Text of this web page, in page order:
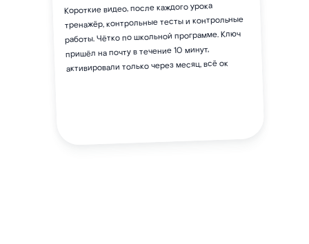
Короткие видео, после каждого урока
тренажёр, контрольные тесты и контрольные
работы. Чётко по школьной программе. Ключ
пришёл на почту в течение 10 минут,
активировали только через месяц, всё ок